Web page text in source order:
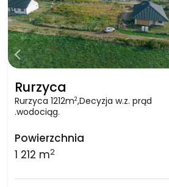
Rurzyca
Rurzyca 1212m2,Decyzja w.z. prąd
.wodociąg.
Powierzchnia
1 212 m2